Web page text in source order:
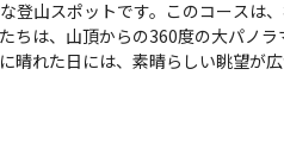
登山スポットです。このコースは
ちは、山頂からの360度の大パノ
た日には、素晴らしい眺望が広がり